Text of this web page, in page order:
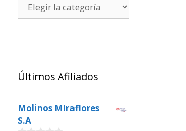
Últimos Afiliados
Molinos MIraflores
S.A